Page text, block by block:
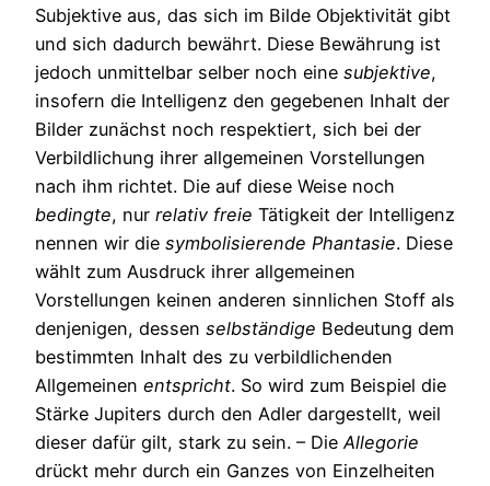
Subjektive aus, das sich im Bilde Objektivität gibt
und sich dadurch bewährt. Diese Bewährung ist
jedoch unmittelbar selber noch eine subjektive,
insofern die Intelligenz den gegebenen Inhalt der
Bilder zunächst noch respektiert, sich bei der
Verbildlichung ihrer allgemeinen Vorstellungen
nach ihm richtet. Die auf diese Weise noch
bedingte, nur relativ freie Tätigkeit der Intelligenz
nennen wir die symbolisierende Phantasie. Diese
wählt zum Ausdruck ihrer allgemeinen
Vorstellungen keinen anderen sinnlichen Stoff als
denjenigen, dessen selbständige Bedeutung dem
bestimmten Inhalt des zu verbildlichenden
Allgemeinen entspricht. So wird zum Beispiel die
Stärke Jupiters durch den Adler dargestellt, weil
dieser dafür gilt, stark zu sein. – DieAllegorie
drückt mehr durch ein Ganzes von Einzelheiten